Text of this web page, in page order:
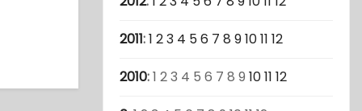
2011:1 23 4 56 7 8 91011 12
2010:1 23 4 5 6 7 8 9 1011 12